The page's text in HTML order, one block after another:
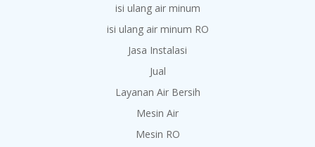
isi ulang air minum
isi ulang air minum RO
Jasa Instalasi
Jual
Layanan Air Bersih
Mesin Air
Mesin RO